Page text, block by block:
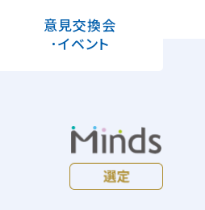
意見交換会
･イベント